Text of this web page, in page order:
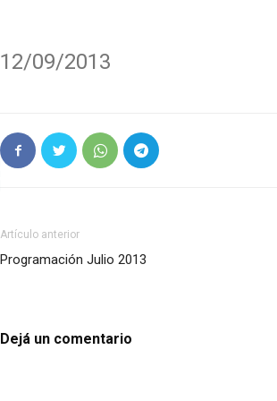
12/09/2013
Artículo anterior
Programación Julio 2013
Dejá un comentario